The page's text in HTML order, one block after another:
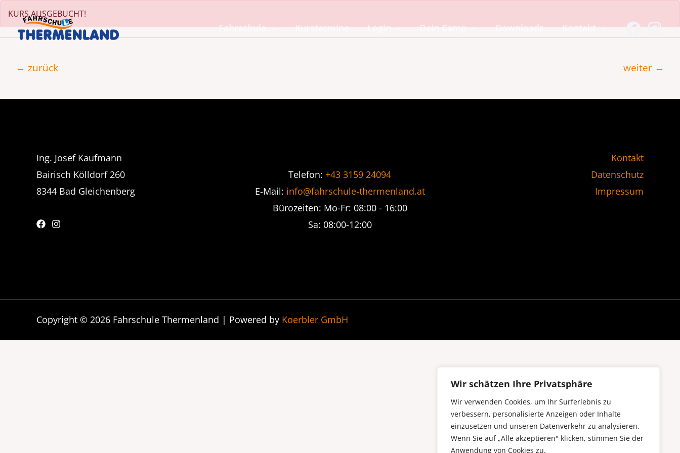
Wir schätzen Ihre Privatsphäre
Wir verwenden Cookies, um Ihr Surferlebnis zu
verbessern, personalisierte Anzeigen oder Inhalte
einzusetzen und unseren Datenverkehr zu analysieren.
Wenn Sie auf „Alle akzeptieren" klicken, stimmen Sie der
Anwendung von Cookies zu.
Zum
Inhalt
springen
Fahrschule Kurstermine Login Dein Camp Downloads Kontakt
KURS AUSGEBUCHT!
Beitragsnavigation
← zurück weiter →
Ing. Josef Kaufmann
Bairisch Kölldorf 260
8344 Bad Gleichenberg
Telefon: +43 3159 24094
E-Mail: info@fahrschule-thermenland.at
Bürozeiten: Mo-Fr: 08:00 - 16:00
Sa: 08:00-12:00
Kontakt
Datenschutz
Impressum
Copyright © 2026 Fahrschule Thermenland | Powered by Koerbler GmbH